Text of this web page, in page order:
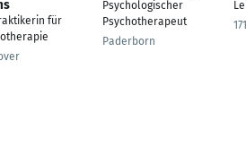
für
Psychologischer
Psychotherapeut
Paderborn